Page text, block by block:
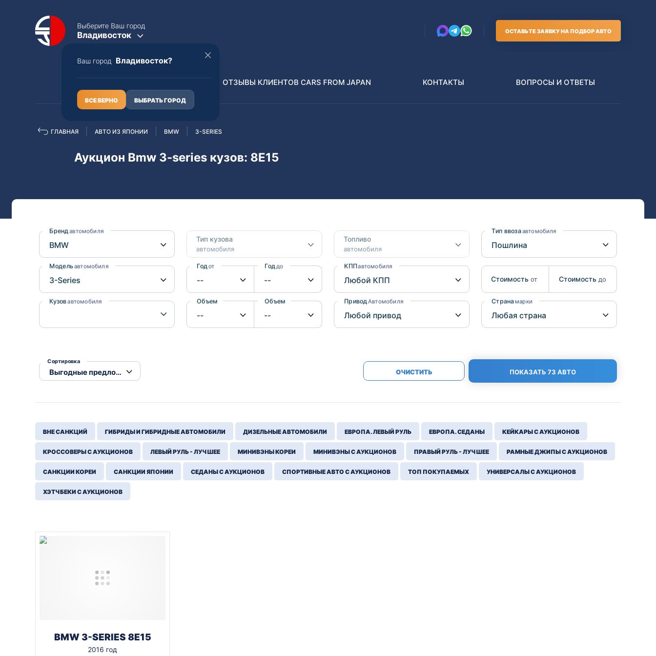
Выберите Ваш город
Владивосток
Ваш город Владивосток?
ВСЕ ВЕРНО ВЫБРАТЬ ГОРОД
ОСТАВЬТЕ ЗАЯВКУ НА ПОДБОР АВТО
Полная пошлина
Nissan
Suzuki
Subaru
Mercedes-Benz
Nissan
Mazda
Mitsubishi
Subaru
Suzuki
Lexus
Audi
Nissan
Mitsubishi
Isuzu
Hino
ОТЗЫВЫ КЛИЕНТОВ CARS FROM JAPAN КОНТАКТЫ ВОПРОСЫ И ОТВЕТЫ
ГЛАВНАЯ АВТО ИЗ ЯПОНИИ BMW 3-SERIES
Аукцион Bmw 3-series кузов: 8E15
Бренд автомобиля
Модельавтомобиля
Кузовавтомобиля
Тип кузова
автомобиля
Год от Год до
Объем от Объем до
Топливо
автомобиля
КППавтомобиля
Привод Автомобиля
Тип ввозаавтомобиля
Стоимость от Стоимость до
Страна марки
Сортировка
ОЧИСТИТЬ ПОКАЗАТЬ 73 АВТО
ВНЕ САНКЦИЙ ГИБРИДЫ И ГИБРИДНЫЕ АВТОМОБИЛИ ДИЗЕЛЬНЫЕ АВТОМОБИЛИ ЕВРОПА. ЛЕВЫЙ РУЛЬ ЕВРОПА. СЕДАНЫ КЕЙКАРЫ С АУКЦИОНОВ
КРОССОВЕРЫ С АУКЦИОНОВ ЛЕВЫЙ РУЛЬ - ЛУЧШЕЕ МИНИВЭНЫ КОРЕИ МИНИВЭНЫ С АУКЦИОНОВ ПРАВЫЙ РУЛЬ - ЛУЧШЕЕ РАМНЫЕ ДЖИПЫ С АУКЦИОНОВ
САНКЦИИ КОРЕИ САНКЦИИ ЯПОНИИ СЕДАНЫ С АУКЦИОНОВ СПОРТИВНЫЕ АВТО С АУКЦИОНОВ ТОП ПОКУПАЕМЫХ УНИВЕРСАЛЫ С АУКЦИОНОВ
ХЭТЧБЕКИ С АУКЦИОНОВ
BMW 3-SERIES 8E15
2016 год